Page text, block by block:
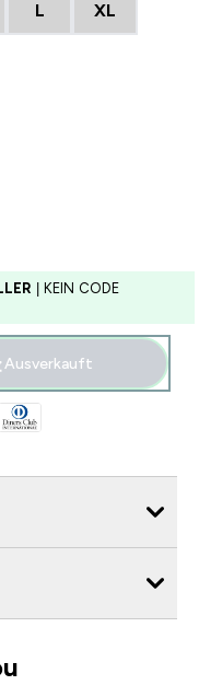
L XL
| KEIN CODE
Ausverkauft